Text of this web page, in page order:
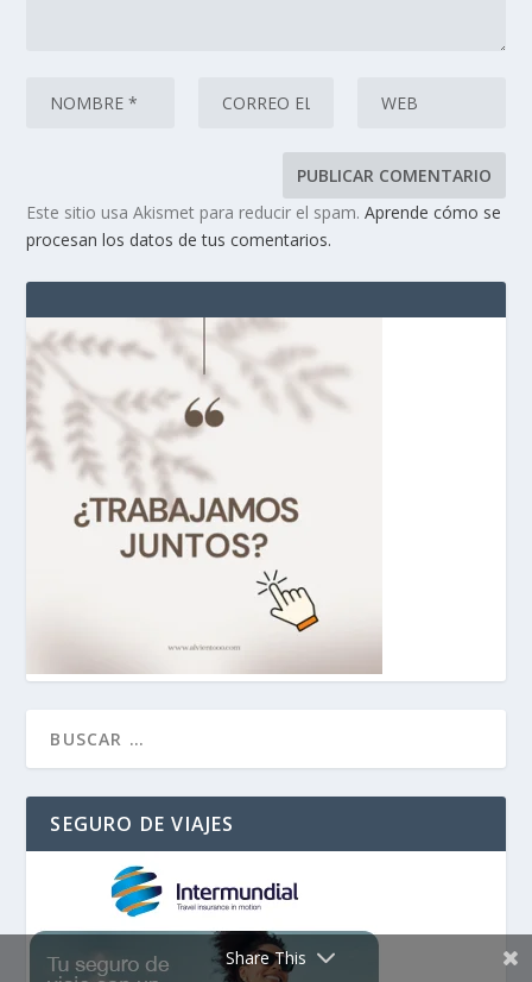
Este sitio usa Akismet para reducir el spam.Aprende cómo se
procesan los datos de tus comentarios.
SEGURO DE VIAJES
Share This